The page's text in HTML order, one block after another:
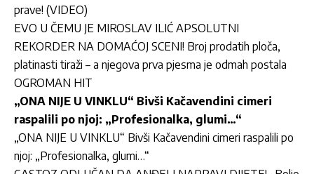
prave! (VIDEO)
EVO U ČEMU JE MIROSLAV ILIĆ APSOLUTNI
REKORDER NA DOMAĆOJ SCENI! Broj prodatih ploča,
platinasti tiraži – a njegova prva pjesma je odmah postala
OGROMAN HIT
„ONA NIJE U VINKLU“ Bivši Kačavendini cimeri
raspalili po njoj: „Profesionalka, glumi…“
„ONA NIJE U VINKLU“ Bivši Kačavendini cimeri raspalili po
njoj: „Profesionalka, glumi…“